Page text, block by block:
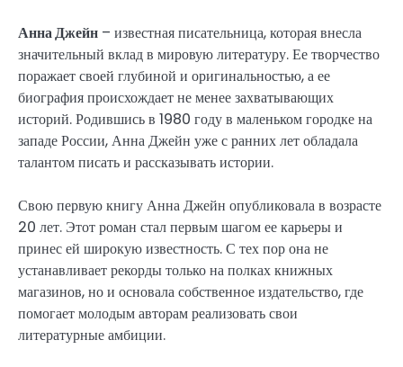
Анна Джейн – известная писательница, которая внесла
значительный вклад в мировую литературу. Ее творчество
поражает своей глубиной и оригинальностью, а ее
биография происхождает не менее захватывающих
историй. Родившись в 1980 году в маленьком городке на
западе России, Анна Джейн уже с ранних лет обладала
талантом писать и рассказывать истории.
Свою первую книгу Анна Джейн опубликовала в возрасте
20 лет. Этот роман стал первым шагом ее карьеры и
принес ей широкую известность. С тех пор она не
устанавливает рекорды только на полках книжных
магазинов, но и основала собственное издательство, где
помогает молодым авторам реализовать свои
литературные амбиции.